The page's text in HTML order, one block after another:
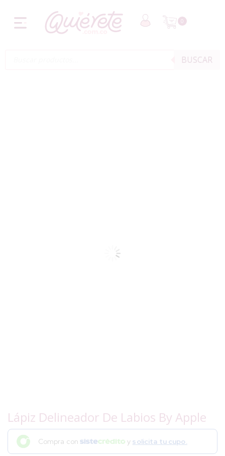
0
BUSCAR
Lápiz Delineador De Labios By Apple
Compra con y solicita tu cupo.